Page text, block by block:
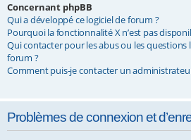
Concernant phpBB
Qui a développé ce logiciel de forum ?
Pourquoi la fonctionnalité X n’est pas
Qui contacter pour les abus ou les questions
forum ?
Comment puis-je contacter un
Problèmes de connexion et